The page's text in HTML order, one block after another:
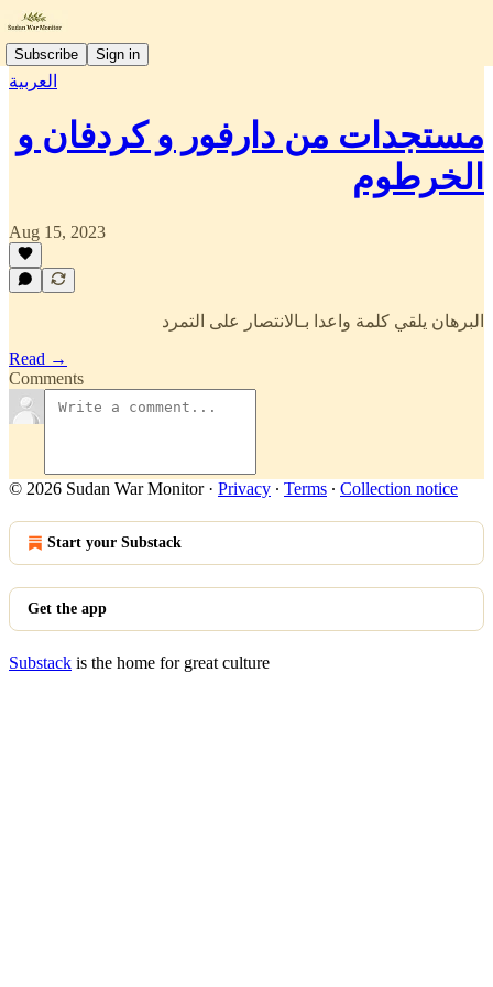
Subscribe Sign in
العربية
مستجدات من دارفور و كردفان و
الخرطوم
Aug 15, 2023
البرهان يلقي كلمة واعدا بـالانتصار على التمرد
Read →
Comments
© 2026 Sudan War Monitor· Privacy ∙ Terms ∙ Collection notice
Start your Substack
Get the app
Substack is the home for great culture